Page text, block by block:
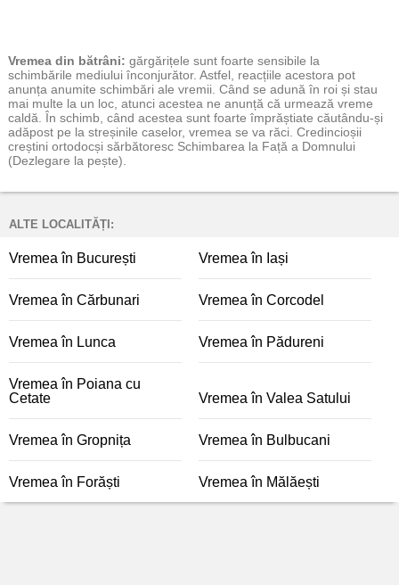
Vremea din bătrâni: gărgărițele sunt foarte sensibile la
schimbările mediului înconjurător. Astfel, reacțiile acestora pot
anunța anumite schimbări ale vremii. Când se adună în roi și stau
mai multe la un loc, atunci acestea ne anunță că urmează vreme
caldă. În schimb, când acestea sunt foarte împrăștiate căutându-și
adăpost pe la streșinile caselor, vremea se va răci. Credincioșii
creștini ortodocși sărbătoresc Schimbarea la Față a Domnului
(Dezlegare la pește).
ALTE LOCALITĂȚI:
Vremea în București Vremea în Iași
Vremea în Cărbunari Vremea în Corcodel
Vremea în Lunca Vremea în Pădureni
Vremea în Poiana cu
Cetate
Vremea în Valea Satului
Vremea în Gropnița Vremea în Bulbucani
Vremea în Forăști Vremea în Mălăești